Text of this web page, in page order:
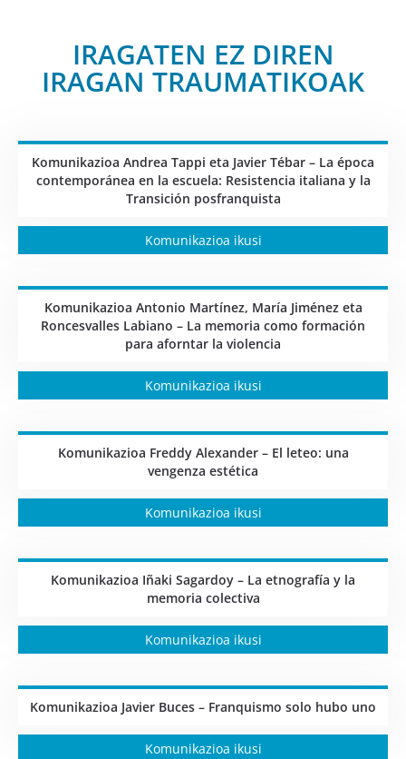
IRAGATEN EZ DIREN
IRAGAN TRAUMATIKOAK
Komunikazioa Andrea Tappi eta Javier Tébar – La época
contemporánea en la escuela: Resistencia italiana y la
Transición posfranquista
Komunikazioa ikusi
Komunikazioa Antonio Martínez, María Jiménez eta
Roncesvalles Labiano – La memoria como formación
para aforntar la violencia
Komunikazioa ikusi
Komunikazioa Freddy Alexander – El leteo: una
vengenza estética
Komunikazioa ikusi
Komunikazioa Iñaki Sagardoy – La etnografía y la
memoria colectiva
Komunikazioa ikusi
Komunikazioa Javier Buces – Franquismo solo hubo uno
Komunikazioa ikusi